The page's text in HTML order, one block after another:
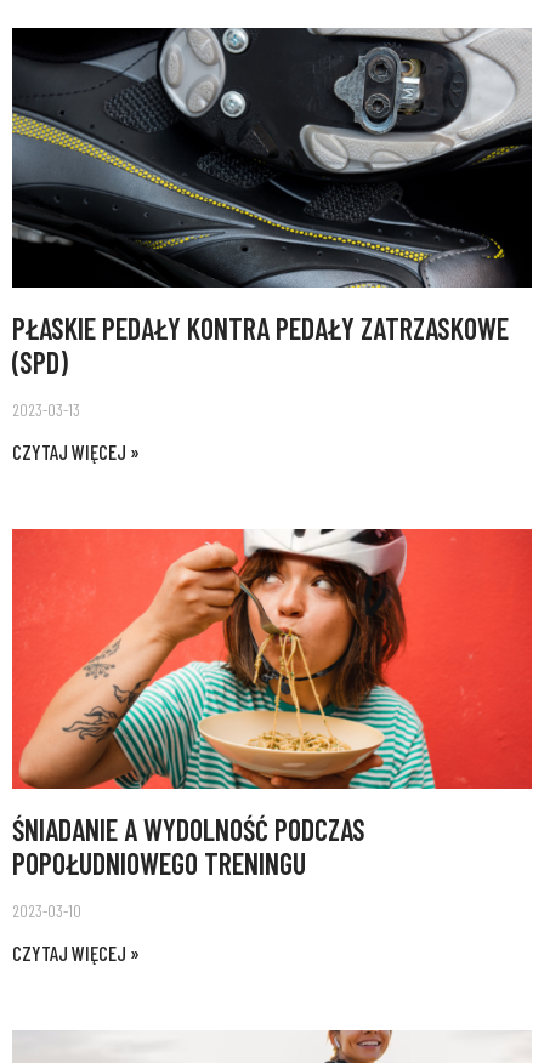
PŁASKIE PEDAŁY KONTRA PEDAŁY ZATRZASKOWE
(SPD)
2023-03-13
CZYTAJ WIĘCEJ »
ŚNIADANIE A WYDOLNOŚĆ PODCZAS
POPOŁUDNIOWEGO TRENINGU
2023-03-10
CZYTAJ WIĘCEJ »